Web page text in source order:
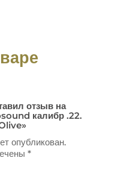
отзыв на
калибр .22.
опубликован.
*